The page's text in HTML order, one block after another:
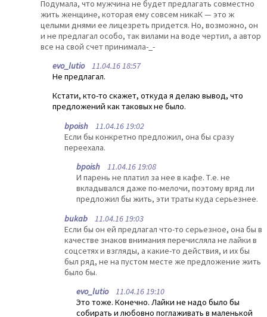
Подумала, что мужчина не будет предлагать совместно
жить женщине, которая ему совсем никаК — это ж
целыми днями ее лицезреть придется. Но, возможно, он
и не предлагал особо, так вилами на воде чертил, а автор
все на свой счет принимала-_-
evo_lutio11.04.16 18:57
Не предлагал.
Кстати, кто-то скажет, откуда я делаю вывод, что
предложений как таковых не было.
bpoish 11.04.16 19:02
Если бы конкретно предложил, она бы сразу
переехала.
bpoish 11.04.16 19:08
И парень не платил за нее в кафе. Т.е. не
вкладывался даже по-мелочи, поэтому вряд ли
предложил бы жить, эти траты куда серьезнее.
bukab 11.04.16 19:03
Если бы он ей предлагал что-то серьезное, она бы в
качестве знаков внимания перечисляла не лайки в
соцсетях и взгляды, а какие-то действия, и их бы
был ряд, не на пустом месте же предложение жить
было бы.
evo_lutio11.04.16 19:10
Это тоже. Конечно. Лайки не надо было бы
собирать и любовно поглаживать в маленькой